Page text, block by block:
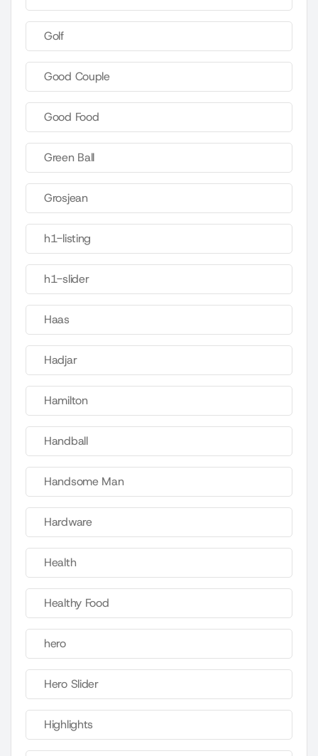
Golf
Good Couple
Good Food
Green Ball
Grosjean
h1-listing
h1-slider
Haas
Hadjar
Hamilton
Handball
Handsome Man
Hardware
Health
Healthy Food
hero
Hero Slider
Highlights